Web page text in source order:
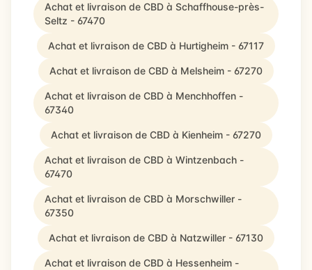
Achat et livraison de CBD à Schaffhouse-près-
Seltz - 67470
Achat et livraison de CBD à Hurtigheim - 67117
Achat et livraison de CBD à Melsheim - 67270
Achat et livraison de CBD à Menchhoffen -
67340
Achat et livraison de CBD à Kienheim - 67270
Achat et livraison de CBD à Wintzenbach -
67470
Achat et livraison de CBD à Morschwiller -
67350
Achat et livraison de CBD à Natzwiller - 67130
Achat et livraison de CBD à Hessenheim -